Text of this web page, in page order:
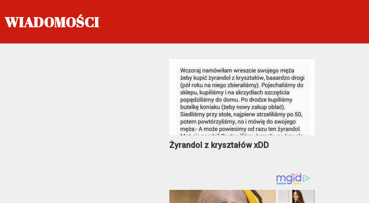
WIADOMOŚCI
Żyrandol z kryształów xDD